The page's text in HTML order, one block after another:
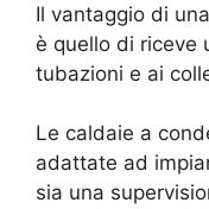
Il vantaggio di una
è quello di riceve
tubazioni e ai
Le caldaie a
adattate ad
sia una